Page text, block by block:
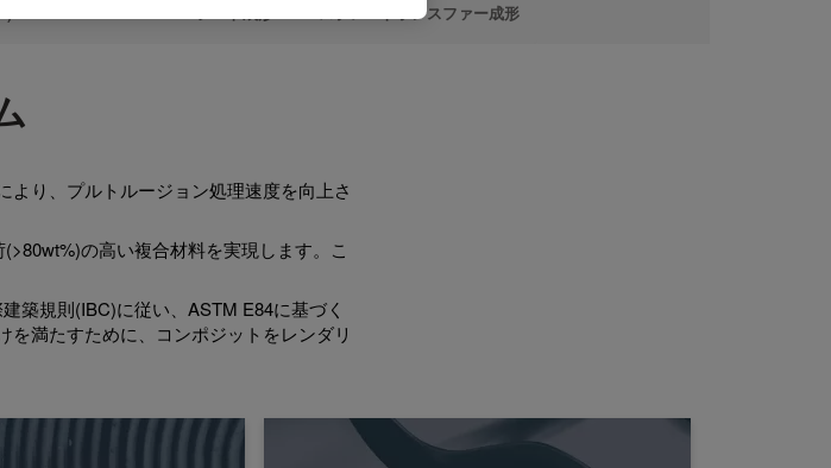
スプレートランスファー成形
り、プルトルージョン処理速度を向上さ
の高い複合材料を実現します。こ
築規則(IBC)に従い、ASTM E84に基づく
満たすために、コンポジットをレンダリ